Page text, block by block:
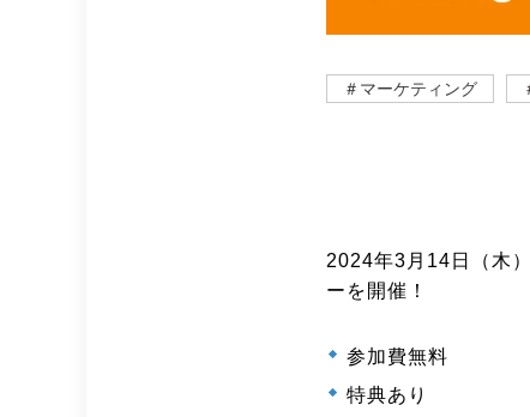
＃マーケティング
2024年3月14日（木
ーを開催！
参加費無料
特典あり